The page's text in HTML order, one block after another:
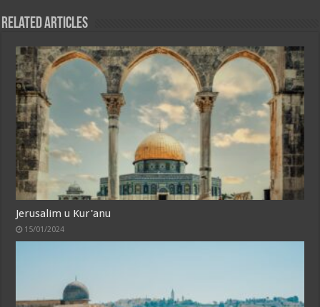
Related Articles
Jerusalim u Kur'anu
15/01/2024